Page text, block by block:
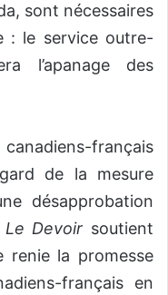
sont nécessaires
: le service outre-
l’apanage des
français
de la mesure
désapprobation
Le Devoir soutient
renie la promesse
français en